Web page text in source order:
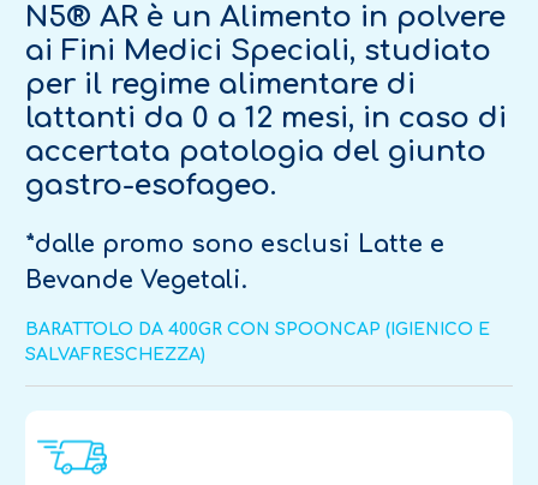
N5® AR è un Alimento in polvere
ai Fini Medici Speciali, studiato
per il regime alimentare di
lattanti da 0 a 12 mesi, in caso di
accertata patologia del giunto
gastro-esofageo.
*dalle promo sono esclusi Latte e
Bevande Vegetali.
BARATTOLO DA 400GR CON SPOONCAP (IGIENICO E
SALVAFRESCHEZZA)